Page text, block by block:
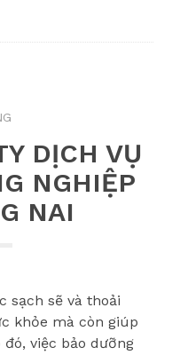
DỊCH VỤ
NGHIỆP
NAI
sạch sẽ và thoải
khỏe mà còn giúp
việc bảo dưỡng